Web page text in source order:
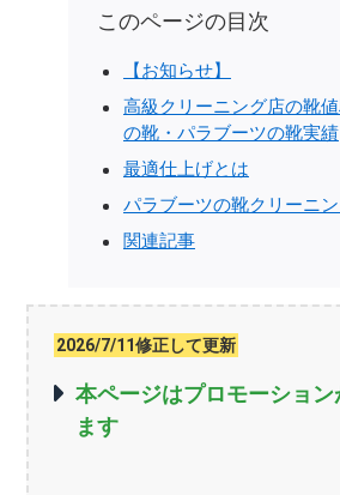
このページの目次
【お知らせ】
高級クリーニング店の靴
の靴・パラブーツの靴実績
最適仕上げとは
パラブーツの靴クリーニ
関連記事
2026/7/11修正して更新
本ページはプロモーショ
ます